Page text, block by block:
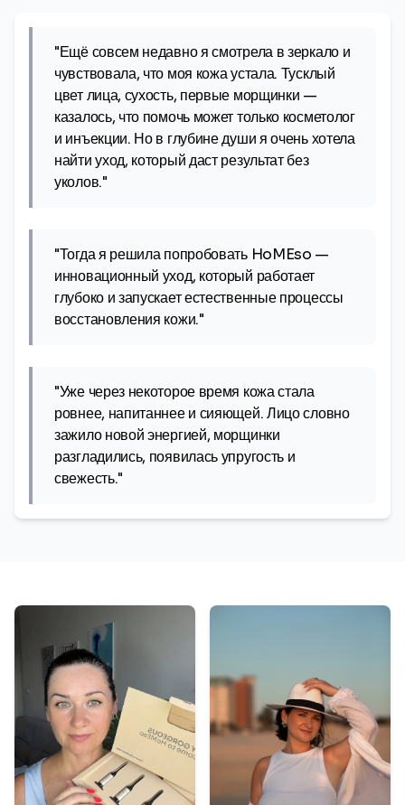
"Ещё совсем недавно я смотрела в зеркало и
чувствовала, что моя кожа устала. Тусклый
цвет лица, сухость, первые морщинки —
казалось, что помочь может только косметолог
и инъекции. Но в глубине души я очень хотела
найти уход, который даст результат без
уколов."
"Тогда я решила попробовать HoMEso —
инновационный уход, который работает
глубоко и запускает естественные процессы
восстановления кожи."
"Уже через некоторое время кожа стала
ровнее, напитаннее и сияющей. Лицо словно
зажило новой энергией, морщинки
разгладились, появилась упругость и
свежесть."